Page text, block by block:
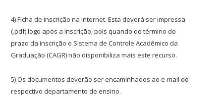
4) Ficha de inscrição na internet. Esta deverá ser impressa
(.pdf) logo após a inscrição, pois quando do término do
prazo da inscrição o Sistema de Controle Acadêmico da
Graduação (CAGR) não disponibiliza mais este recurso.
5) Os documentos deverão ser encaminhados ao e-mail do
respectivo departamento de ensino.